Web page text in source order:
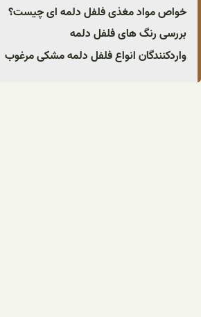
خواص مواد مغذی فلفل دلمه ای چیست؟
بررسی رنگ های فلفل دلمه
واردکنندگان انواع فلفل دلمه مشکی مرغوب